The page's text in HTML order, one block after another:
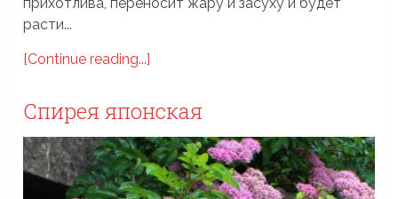
расти...
[Continue reading...]
Спирея японская